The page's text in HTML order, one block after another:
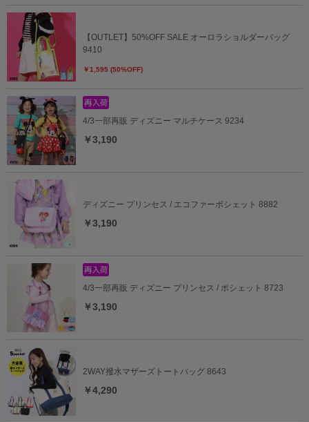
【OUTLET】50%OFF SALE オーロラショルダーバッグ
9410
￥1,595 (50%OFF)
4/3一部再販 ディズニー マルチケース 9234
￥3,190
ディズニー プリンセス / エコファーポシェット 8882
￥3,190
4/3一部再販 ディズニー プリンセス / ポシェット 8723
￥3,190
2WAY撥水マザーズトートバッグ 8643
￥4,290